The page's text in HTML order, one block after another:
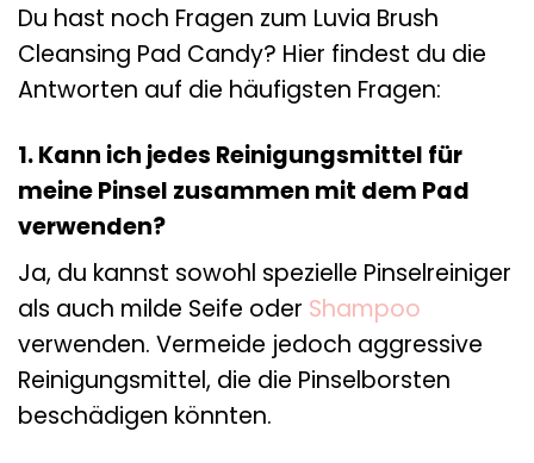
Du hast noch Fragen zum Luvia Brush
Cleansing Pad Candy? Hier findest du die
Antworten auf die häufigsten Fragen:
1. Kann ich jedes Reinigungsmittel für
meine Pinsel zusammen mit dem Pad
verwenden?
Ja, du kannst sowohl spezielle Pinselreiniger
als auch milde Seife oder Shampoo
verwenden. Vermeide jedoch aggressive
Reinigungsmittel, die die Pinselborsten
beschädigen könnten.